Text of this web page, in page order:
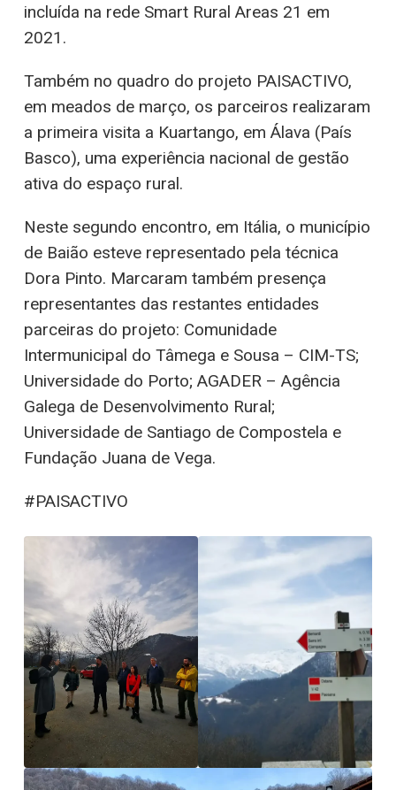
incluída na rede Smart Rural Areas 21 em
2021.
Também no quadro do projeto PAISACTIVO,
em meados de março, os parceiros realizaram
a primeira visita a Kuartango, em Álava (País
Basco), uma experiência nacional de gestão
ativa do espaço rural.
Neste segundo encontro, em Itália, o município
de Baião esteve representado pela técnica
Dora Pinto. Marcaram também presença
representantes das restantes entidades
parceiras do projeto: Comunidade
Intermunicipal do Tâmega e Sousa – CIM-TS;
Universidade do Porto; AGADER – Agência
Galega de Desenvolvimento Rural;
Universidade de Santiago de Compostela e
Fundação Juana de Vega.
#PAISACTIVO